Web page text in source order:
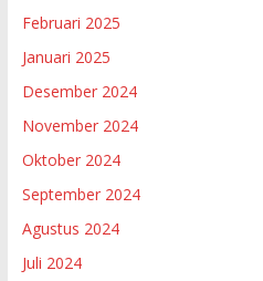
Februari 2025
Januari 2025
Desember 2024
November 2024
Oktober 2024
September 2024
Agustus 2024
Juli 2024